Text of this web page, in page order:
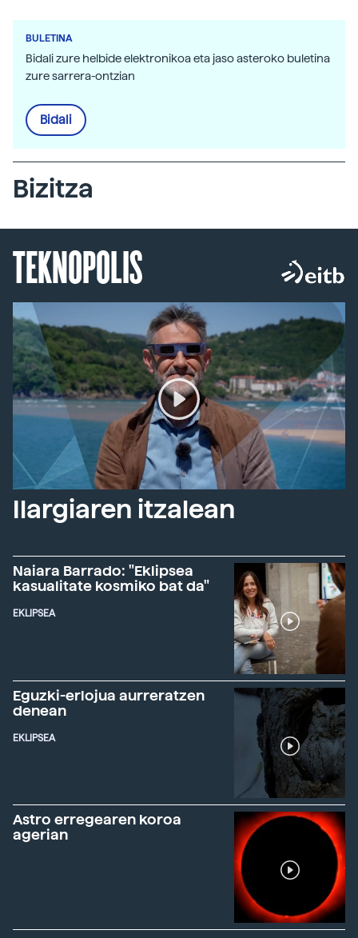
BULETINA
Bidali zure helbide elektronikoa eta jaso asteroko buletina
zure sarrera-ontzian
Bidali
Bizitza
TEKNOPOLIS
Ilargiaren itzalean
Naiara Barrado: "Eklipsea
kasualitate kosmiko bat da"
EKLIPSEA
Eguzki-erlojua aurreratzen
denean
EKLIPSEA
Astro erregearen koroa
agerian